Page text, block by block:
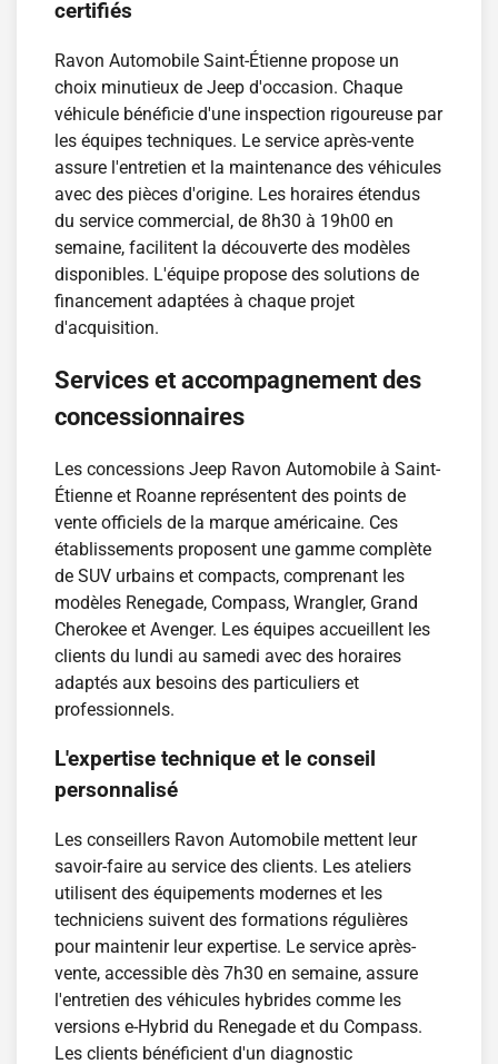
certifiés
Ravon Automobile Saint-Étienne propose un
choix minutieux de Jeep d'occasion. Chaque
véhicule bénéficie d'une inspection rigoureuse par
les équipes techniques. Le service après-vente
assure l'entretien et la maintenance des véhicules
avec des pièces d'origine. Les horaires étendus
du service commercial, de 8h30 à 19h00 en
semaine, facilitent la découverte des modèles
disponibles. L'équipe propose des solutions de
financement adaptées à chaque projet
d'acquisition.
Services et accompagnement des
concessionnaires
Les concessions Jeep Ravon Automobile à Saint-
Étienne et Roanne représentent des points de
vente officiels de la marque américaine. Ces
établissements proposent une gamme complète
de SUV urbains et compacts, comprenant les
modèles Renegade, Compass, Wrangler, Grand
Cherokee et Avenger. Les équipes accueillent les
clients du lundi au samedi avec des horaires
adaptés aux besoins des particuliers et
professionnels.
L'expertise technique et le conseil
personnalisé
Les conseillers Ravon Automobile mettent leur
savoir-faire au service des clients. Les ateliers
utilisent des équipements modernes et les
techniciens suivent des formations régulières
pour maintenir leur expertise. Le service après-
vente, accessible dès 7h30 en semaine, assure
l'entretien des véhicules hybrides comme les
versions e-Hybrid du Renegade et du Compass.
Les clients bénéficient d'un diagnostic